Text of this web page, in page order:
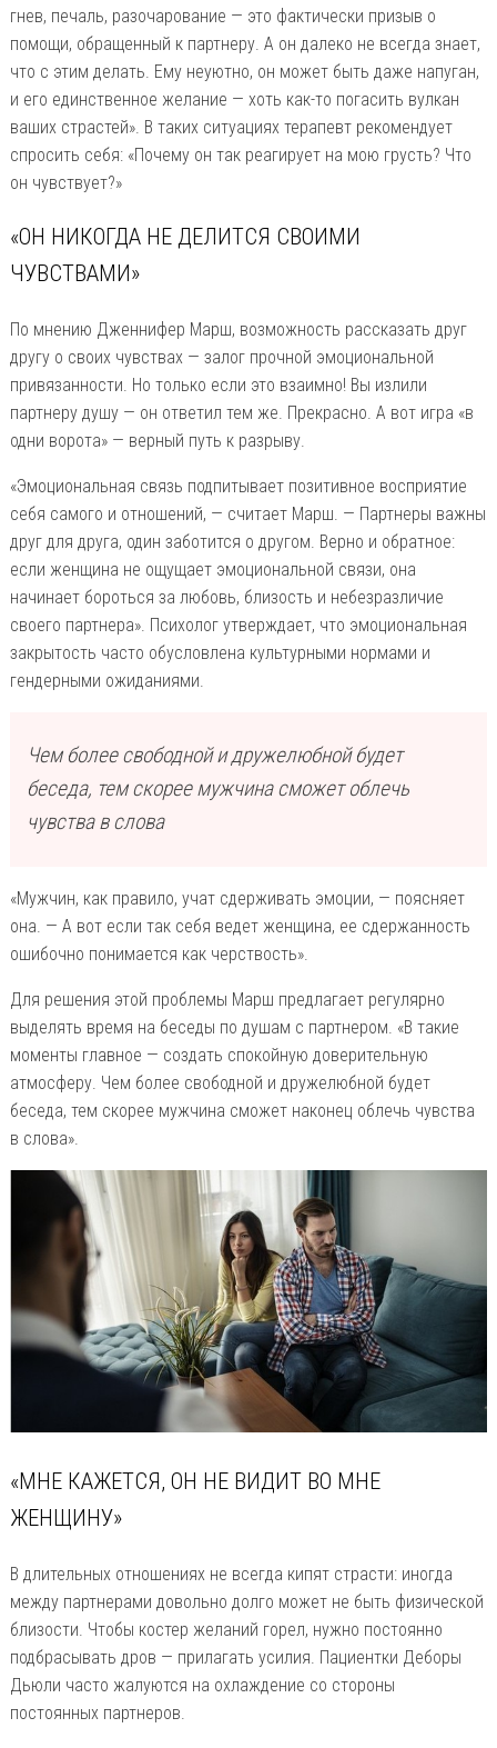
гнев, печаль, разочарование — это фактически призыв о
помощи, обращенный к партнеру. А он далеко не всегда знает,
что с этим делать. Ему неуютно, он может быть даже напуган,
и его единственное желание — хоть как-то погасить вулкан
ваших страстей». В таких ситуациях терапевт рекомендует
спросить себя: «Почему он так реагирует на мою грусть? Что
он чувствует?»
«ОН НИКОГДА НЕ ДЕЛИТСЯ СВОИМИ
ЧУВСТВАМИ»
По мнению Дженнифер Марш, возможность рассказать друг
другу о своих чувствах — залог прочной эмоциональной
привязанности. Но только если это взаимно! Вы излили
партнеру душу — он ответил тем же. Прекрасно. А вот игра «в
одни ворота» — верный путь к разрыву.
«Эмоциональная связь подпитывает позитивное восприятие
себя самого и отношений, — считает Марш. — Партнеры важны
друг для друга, один заботится о другом. Верно и обратное:
если женщина не ощущает эмоциональной связи, она
начинает бороться за любовь, близость и небезразличие
своего партнера». Психолог утверждает, что эмоциональная
закрытость часто обусловлена культурными нормами и
гендерными ожиданиями.
Чем более свободной и дружелюбной будет
беседа, тем скорее мужчина сможет облечь
чувства в слова
«Мужчин, как правило, учат сдерживать эмоции, — поясняет
она. — А вот если так себя ведет женщина, ее сдержанность
ошибочно понимается как черствость».
Для решения этой проблемы Марш предлагает регулярно
выделять время на беседы по душам с партнером. «В такие
моменты главное — создать спокойную доверительную
атмосферу. Чем более свободной и дружелюбной будет
беседа, тем скорее мужчина сможет наконец облечь чувства
в слова».
«МНЕ КАЖЕТСЯ, ОН НЕ ВИДИТ ВО МНЕ
ЖЕНЩИНУ»
В длительных отношениях не всегда кипят страсти: иногда
между партнерами довольно долго может не быть физической
близости. Чтобы костер желаний горел, нужно постоянно
подбрасывать дров — прилагать усилия. Пациентки Деборы
Дьюли часто жалуются на охлаждение со стороны
постоянных партнеров.